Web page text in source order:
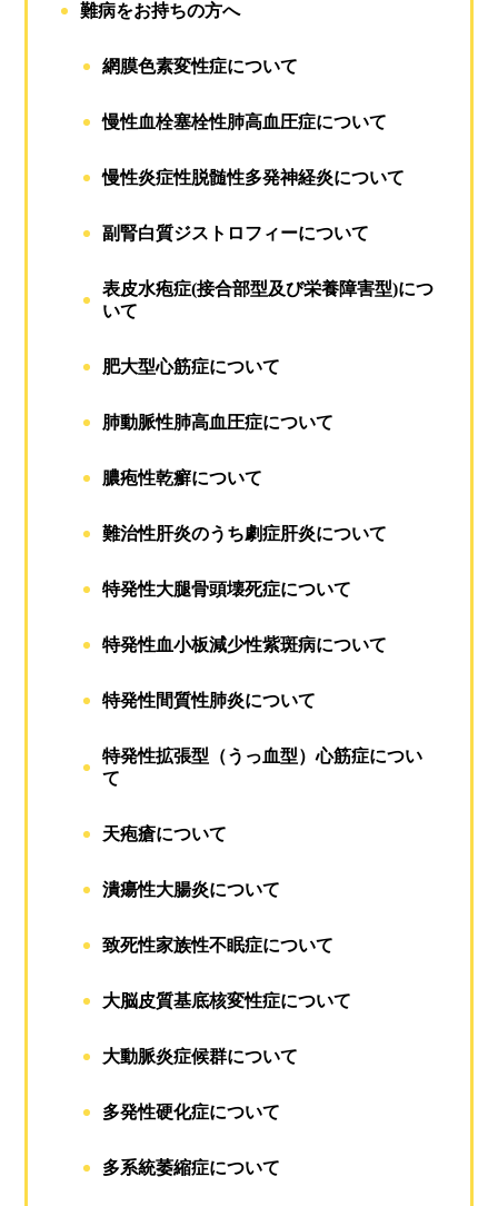
難病をお持ちの方へ
網膜色素変性症について
慢性血栓塞栓性肺高血圧症について
慢性炎症性脱髄性多発神経炎について
副腎白質ジストロフィーについて
表皮水疱症(接合部型及び栄養障害型)につ
いて
肥大型心筋症について
肺動脈性肺高血圧症について
膿疱性乾癬について
難治性肝炎のうち劇症肝炎について
特発性大腿骨頭壊死症について
特発性血小板減少性紫斑病について
特発性間質性肺炎について
特発性拡張型（うっ血型）心筋症につい
て
天疱瘡について
潰瘍性大腸炎について
致死性家族性不眠症について
大脳皮質基底核変性症について
大動脈炎症候群について
多発性硬化症について
多系統萎縮症について